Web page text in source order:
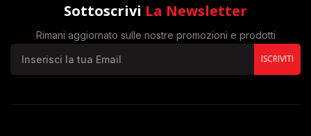
Sottoscrivi La Newsletter
Rimani aggiornato sulle nostre promozioni e prodotti
ISCRIVITI